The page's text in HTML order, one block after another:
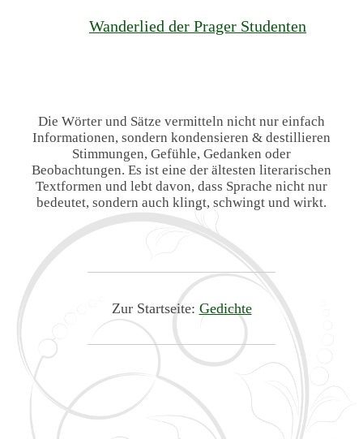
Wanderlied der Prager Studenten
Die Wörter und Sätze vermitteln nicht nur einfach
Informationen, sondern kondensieren & destillieren
Stimmungen, Gefühle, Gedanken oder
Beobachtungen. Es ist eine der ältesten literarischen
Textformen und lebt davon, dass Sprache nicht nur
bedeutet, sondern auch klingt, schwingt und wirkt.
Zur Startseite: Gedichte